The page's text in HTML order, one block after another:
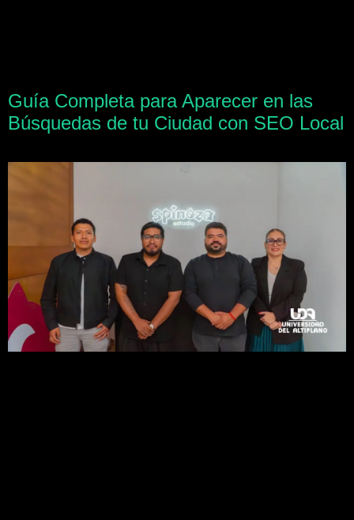
Guía Completa para Aparecer en las
Búsquedas de tu Ciudad con SEO Local